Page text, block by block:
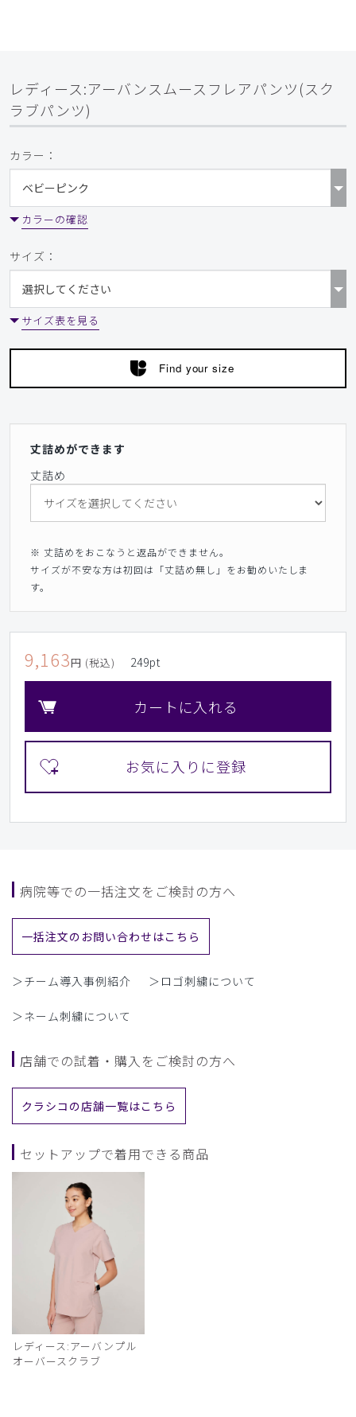
レディース:アーバンスムースフレアパンツ(スク
ラブパンツ)
カラー：
カラーの確認
サイズ：
サイズ表を見る
Find your size
丈詰めができます
丈詰め
※ 丈詰めをおこなうと返品ができません。
サイズが不安な方は初回は「丈詰め無し」をお勧めいたしま
す。
9,163円 (税込) 249pt
カートに入れる
病院等での一括注文をご検討の方へ
一括注文のお問い合わせはこちら
＞チーム導入事例紹介 ＞ロゴ刺繍について
＞ネーム刺繍について
店舗での試着・購入をご検討の方へ
クラシコの店舗一覧はこちら
セットアップで着用できる商品
レディース:アーバンプル
オーバースクラブ